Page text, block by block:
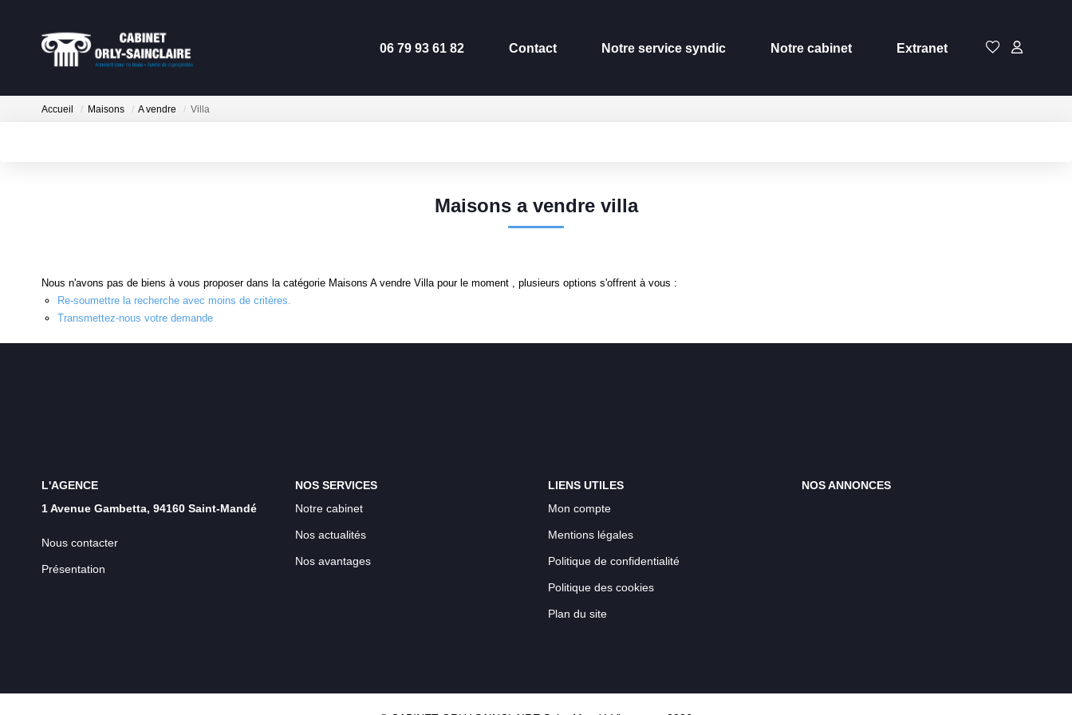
06 79 93 61 82 Contact Notre service syndic Notre cabinet Extranet
Accueil Maisons A vendre Villa
Maisons a vendre villa
Nous n'avons pas de biens à vous proposer dans la catégorie Maisons A vendre Villa pour le moment , plusieurs options s'offrent à vous :
Re-soumettre la recherche avec moins de critères.
Transmettez-nous votre demande
L'AGENCE
1 Avenue Gambetta, 94160 Saint-Mandé
Nous contacter
Présentation
NOS SERVICES
Notre cabinet
Nos actualités
Nos avantages
LIENS UTILES
Mon compte
Mentions légales
Politique de confidentialité
Politique des cookies
Plan du site
NOS ANNONCES